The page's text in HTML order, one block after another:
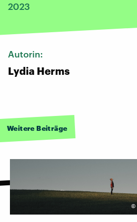
2023
Autorin:
Lydia Herms
Weitere Beiträge
©